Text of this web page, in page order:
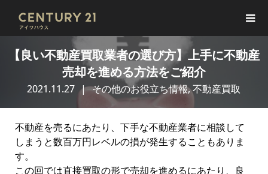
【良い不動産買取業者の選び方】上手に不動産
売却を進める方法をご紹介
2021.11.27 その他のお役立ち情報,不動産買取
不動産を売るにあたり、下手な不動産業者に相談して
しまうと数百万円レベルの損が発生することもありま
す。
この回では直接買取の形で売却を進めるにあたり、良